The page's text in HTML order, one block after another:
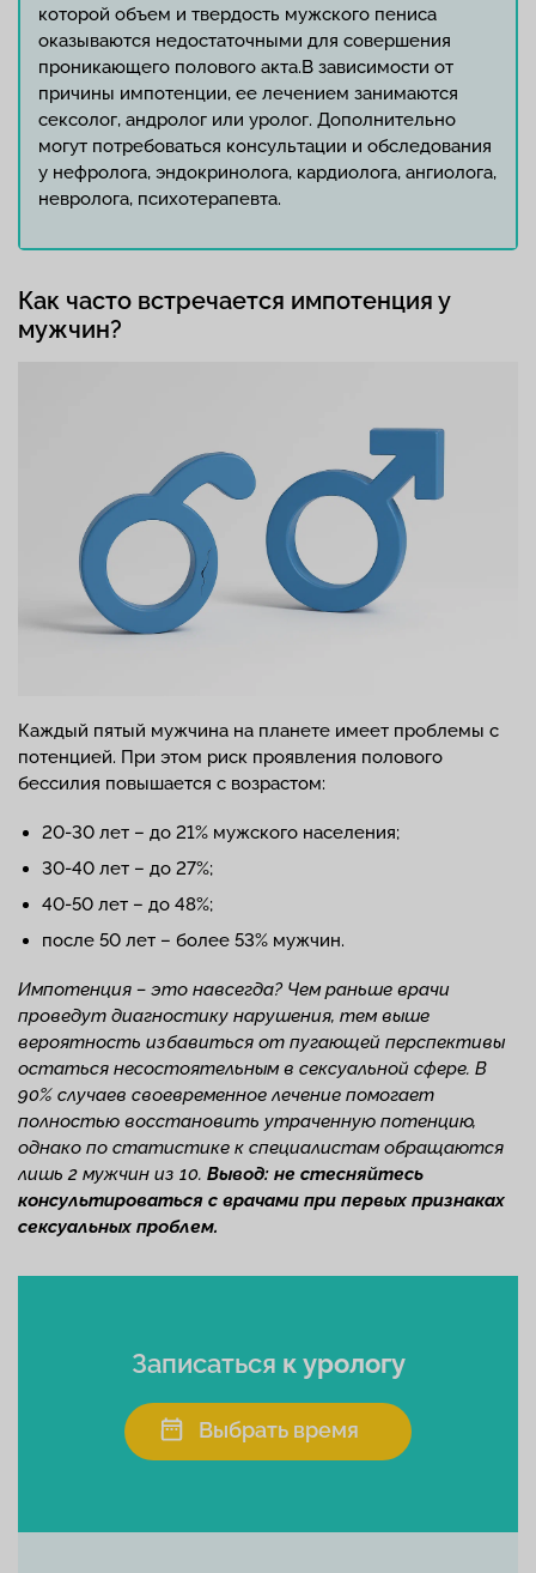
которой объем и твердость мужского пениса
оказываются недостаточными для совершения
проникающего полового акта.В зависимости от
причины импотенции, ее лечением занимаются
сексолог, андролог или уролог. Дополнительно
могут потребоваться консультации и обследования
у нефролога, эндокринолога, кардиолога, ангиолога,
невролога, психотерапевта.
Как часто встречается импотенция у
мужчин?
Каждый пятый мужчина на планете имеет проблемы с
потенцией. При этом риск проявления полового
бессилия повышается с возрастом:
20-30 лет – до 21% мужского населения;
30-40 лет – до 27%;
40-50 лет – до 48%;
после 50 лет – более 53% мужчин.
Импотенция – это навсегда? Чем раньше врачи
проведут диагностику нарушения, тем выше
вероятность избавиться от пугающей перспективы
остаться несостоятельным в сексуальной сфере. В
90% случаев своевременное лечение помогает
полностью восстановить утраченную потенцию,
однако по статистике к специалистам обращаются
лишь 2 мужчин из 10. Вывод: не стесняйтесь
консультироваться с врачами при первых признаках
сексуальных проблем.
Записаться к урологу
Выбрать время